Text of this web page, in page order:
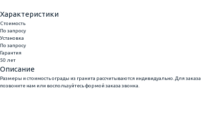
Характеристики
Стоимость
По запросу
Установка
По запросу
Гарантия
50 лет
Описание
Размеры и стоимость ограды из гранита рассчитываются индивидуально. Для заказа
позвоните нам или воспользуйтесь формой заказа звонка.